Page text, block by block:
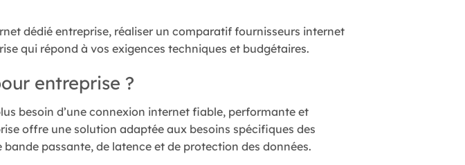
dédié entreprise, réaliser un comparatif fournisseurs internet
qui répond à vos exigences techniques et budgétaires.
entreprise ?
besoin d’une connexion internet fiable, performante et
offre une solution adaptée aux besoins spécifiques des
passante, de latence et de protection des données.